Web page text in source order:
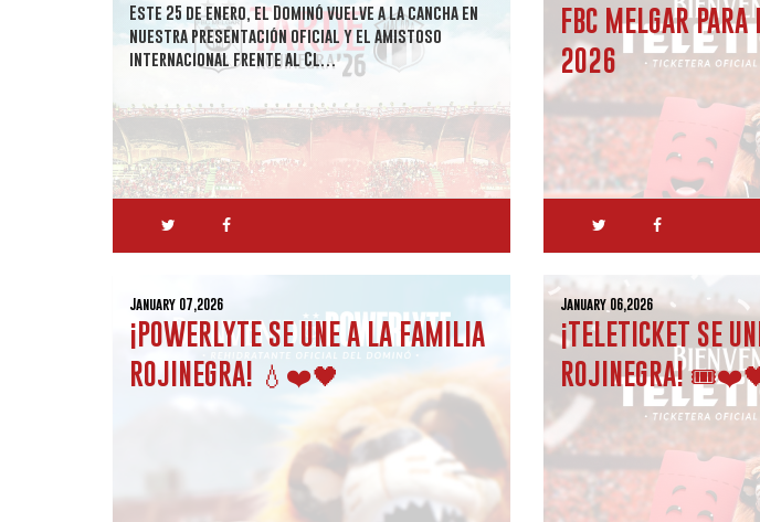
Este 25 de enero, el Dominó vuelve a la cancha en
nuestra presentación oficial y el amistoso
internacional frente al Cl…
FBC MELGAR
2026
January 07,2026
¡POWERLYTE SE UNE A LA FAMILIA
ROJINEGRA! 💧❤️🖤
January 06,2026
¡TELETICKET SE
ROJINEGRA!